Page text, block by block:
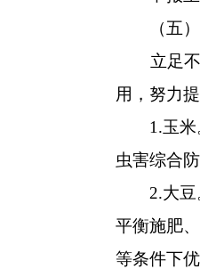
（五）
立足不同
用，努力
1.玉米。
虫害综合
2.大豆。
平衡施肥
等条件下